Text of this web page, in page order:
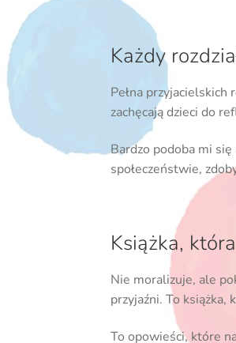
Każdy
Pełna
zachęcają dzieci do
Bardzo podoba mi się
społeczeństwie,
Książka,
Nie moralizuje, ale
przyjaźni. To książka,
To opowieści, które